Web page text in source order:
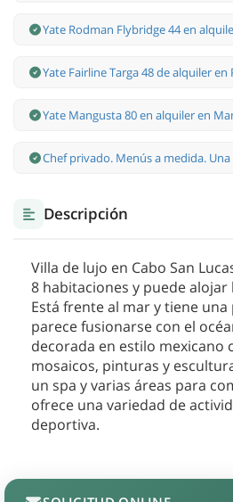
Yate Rodman Flybridge 44 en
Yate Fairline Targa 48 de alquiler
Yate Mangusta 80 en alquiler en
Chef privado. Menús a medida.
Descripción
Villa de lujo en Cabo San
8 habitaciones y puede alojar
Está frente al mar y tiene
parece fusionarse con el
decorada en estilo mexicano
mosaicos, pinturas y
un spa y varias áreas para
ofrece una variedad de
deportiva.